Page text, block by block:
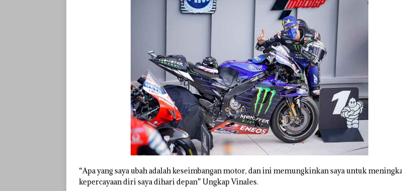
“Apa yang saya ubah adalah keseimbangan motor, dan ini memungkinkan saya untuk
kepercayaan diri saya dihari depan” Ungkap Vinales.